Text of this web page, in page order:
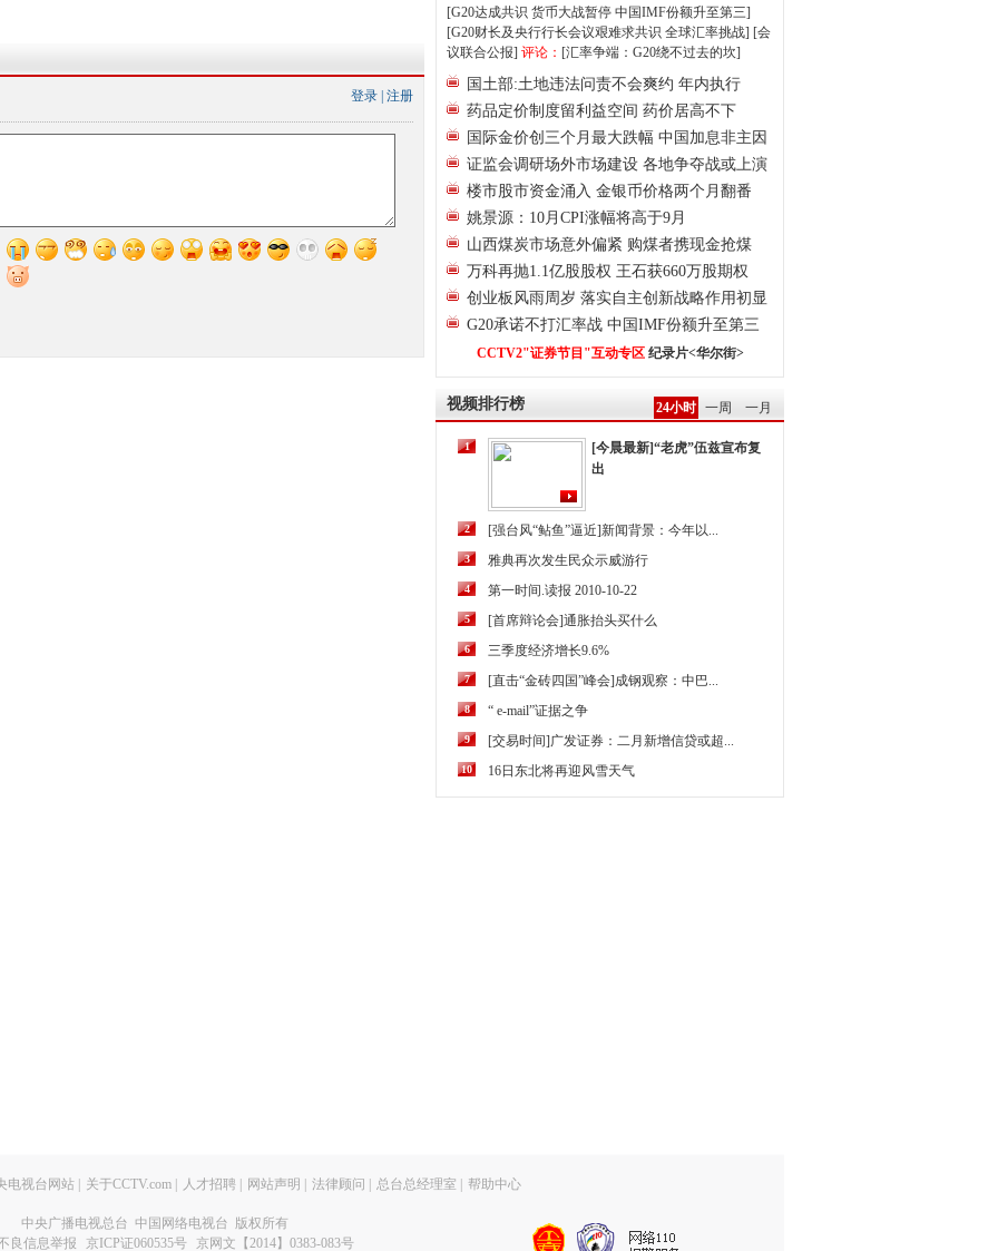
登录 注册
[G20达成共识 货币大战暂停 中国IMF份额升至第三]
[G20财长及央行行长会议艰难求共识 全球汇率挑战] [会
议联合公报] 评论： [汇率争端：G20绕不过去的坎]
国土部:土地违法问责不会爽约 年内执行
药品定价制度留利益空间 药价居高不下
国际金价创三个月最大跌幅 中国加息非主因
证监会调研场外市场建设 各地争夺战或上演
楼市股市资金涌入 金银币价格两个月翻番
姚景源：10月CPI涨幅将高于9月
山西煤炭市场意外偏紧 购煤者携现金抢煤
万科再抛1.1亿股股权 王石获660万股期权
创业板风雨周岁 落实自主创新战略作用初显
G20承诺不打汇率战 中国IMF份额升至第三
CCTV2"证券节目"互动专区 纪录片<华尔街>
视频排行榜 24小时 一周 一月
1
[今晨最新]“老虎”伍兹宣布复
出
2 [强台风“鲇鱼”逼近]新闻背景：今年以...
3 雅典再次发生民众示威游行
4 第一时间.读报 2010-10-22
5 [首席辩论会]通胀抬头买什么
6 三季度经济增长9.6%
7 [直击“金砖四国”峰会]成钢观察：中巴...
8 “ e-mail”证据之争
9 [交易时间]广发证券：二月新增信贷或超...
10 16日东北将再迎风雪天气
电视台网站 关于CCTV.com 人才招聘 网站声明 法律顾问 总台总经理室 帮助中心
中央广播电视总台 中国网络电视台 版权所有
良信息举报
京ICP证060535号 京网文【2014】0383-083号